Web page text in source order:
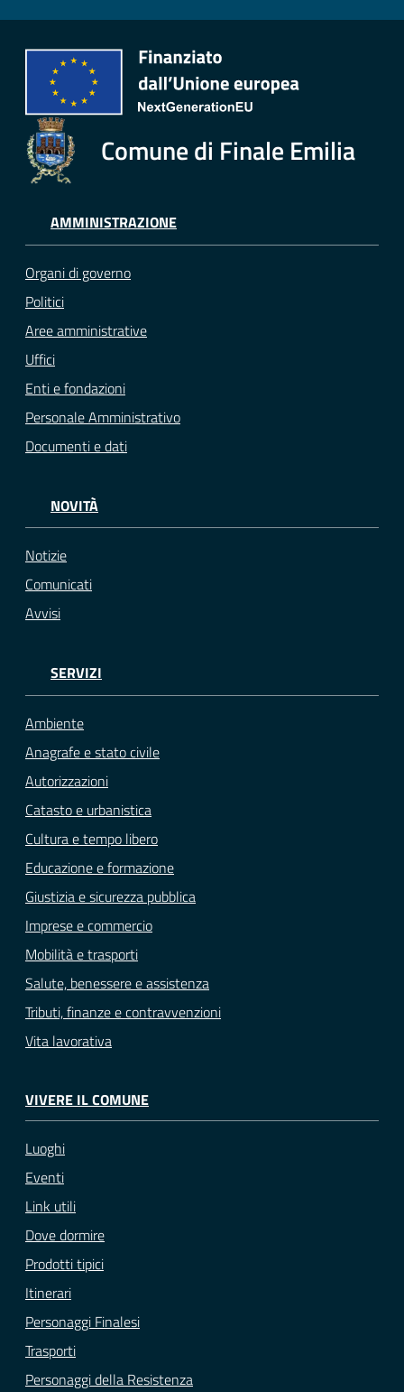
Comune di Finale Emilia
AMMINISTRAZIONE
Organi di governo
Politici
Aree amministrative
Uffici
Enti e fondazioni
Personale Amministrativo
Documenti e dati
NOVITÀ
Notizie
Comunicati
Avvisi
SERVIZI
Ambiente
Anagrafe e stato civile
Autorizzazioni
Catasto e urbanistica
Cultura e tempo libero
Educazione e formazione
Giustizia e sicurezza pubblica
Imprese e commercio
Mobilità e trasporti
Salute, benessere e assistenza
Tributi, finanze e contravvenzioni
Vita lavorativa
VIVERE IL COMUNE
Luoghi
Eventi
Link utili
Dove dormire
Prodotti tipici
Itinerari
Personaggi Finalesi
Trasporti
Personaggi della Resistenza